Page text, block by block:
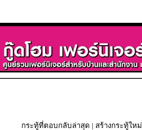
กระทู้ที่ตอบกลับล่าสุด | สร้างกระทู้ใหม่